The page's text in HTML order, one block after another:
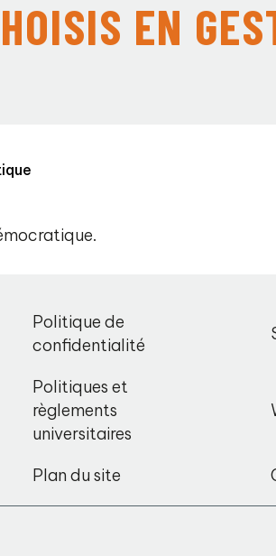
EN
Politique de
confidentialité
Politiques et
règlements
universitaires
Plan du site